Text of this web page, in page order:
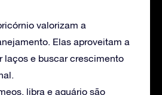
valorizam a
Elas aproveitam a
laços e buscar crescimento
libra e aquário são